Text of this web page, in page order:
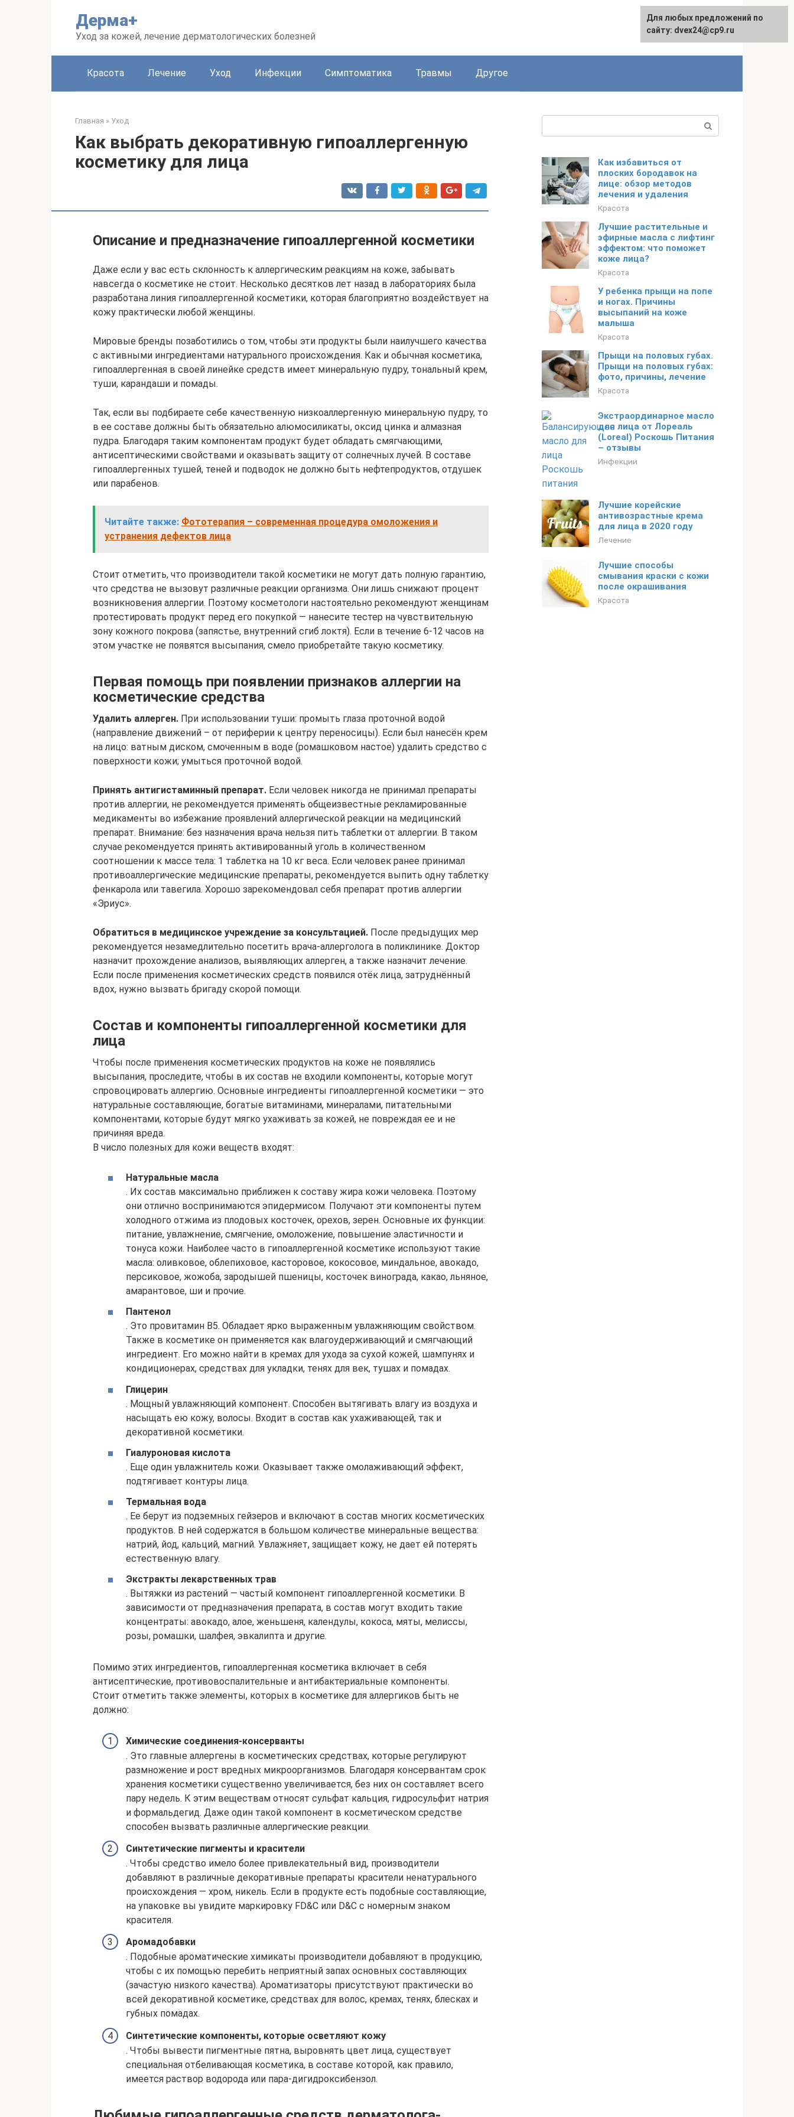
Дерма+
Уход за кожей, лечение дерматологических болезней
Красота Лечение Уход Инфекции Симптоматика Травмы Другое
Главная » Уход
Как выбрать декоративную гипоаллергенную
косметику для лица
Описание и предназначение гипоаллергенной косметики
Даже если у вас есть склонность к аллергическим реакциям на коже, забывать
навсегда о косметике не стоит. Несколько десятков лет назад в лабораториях была
разработана линия гипоаллергенной косметики, которая благоприятно воздействует на
кожу практически любой женщины.
Мировые бренды позаботились о том, чтобы эти продукты были наилучшего качества
с активными ингредиентами натурального происхождения. Как и обычная косметика,
гипоаллергенная в своей линейке средств имеет минеральную пудру, тональный крем,
туши, карандаши и помады.
Так, если вы подбираете себе качественную низкоаллергенную минеральную пудру, то
в ее составе должны быть обязательно алюмосиликаты, оксид цинка и алмазная
пудра. Благодаря таким компонентам продукт будет обладать смягчающими,
антисептическими свойствами и оказывать защиту от солнечных лучей. В составе
гипоаллергенных тушей, теней и подводок не должно быть нефтепродуктов, отдушек
или парабенов.
Читайте также: Фототерапия – современная процедура омоложения и
устранения дефектов лица
Стоит отметить, что производители такой косметики не могут дать полную гарантию,
что средства не вызовут различные реакции организма. Они лишь снижают процент
возникновения аллергии. Поэтому косметологи настоятельно рекомендуют женщинам
протестировать продукт перед его покупкой — нанесите тестер на чувствительную
зону кожного покрова (запястье, внутренний сгиб локтя). Если в течение 6-12 часов на
этом участке не появятся высыпания, смело приобретайте такую косметику.
Первая помощь при появлении признаков аллергии на
косметические средства
Удалить аллерген. При использовании туши: промыть глаза проточной водой
(направление движений – от периферии к центру переносицы). Если был нанесён крем
на лицо: ватным диском, смоченным в воде (ромашковом настое) удалить средство с
поверхности кожи; умыться проточной водой.
Принять антигистаминный препарат. Если человек никогда не принимал препараты
против аллергии, не рекомендуется применять общеизвестные рекламированные
медикаменты во избежание проявлений аллергической реакции на медицинский
препарат. Внимание: без назначения врача нельзя пить таблетки от аллергии. В таком
случае рекомендуется принять активированный уголь в количественном
соотношении к массе тела: 1 таблетка на 10 кг веса. Если человек ранее принимал
противоаллергические медицинские препараты, рекомендуется выпить одну таблетку
фенкарола или тавегила. Хорошо зарекомендовал себя препарат против аллергии
«Эриус».
Обратиться в медицинское учреждение за консультацией. После предыдущих мер
рекомендуется незамедлительно посетить врача-аллерголога в поликлинике. Доктор
назначит прохождение анализов, выявляющих аллерген, а также назначит лечение.
Если после применения косметических средств появился отёк лица, затруднённый
вдох, нужно вызвать бригаду скорой помощи.
Состав и компоненты гипоаллергенной косметики для
лица
Чтобы после применения косметических продуктов на коже не появлялись
высыпания, проследите, чтобы в их состав не входили компоненты, которые могут
спровоцировать аллергию. Основные ингредиенты гипоаллергенной косметики — это
натуральные составляющие, богатые витаминами, минералами, питательными
компонентами, которые будут мягко ухаживать за кожей, не повреждая ее и не
причиняя вреда.
В число полезных для кожи веществ входят:
Натуральные масла
. Их состав максимально приближен к составу жира кожи человека. Поэтому
они отлично воспринимаются эпидермисом. Получают эти компоненты путем
холодного отжима из плодовых косточек, орехов, зерен. Основные их функции:
питание, увлажнение, смягчение, омоложение, повышение эластичности и
тонуса кожи. Наиболее часто в гипоаллергенной косметике используют такие
масла: оливковое, облепиховое, касторовое, кокосовое, миндальное, авокадо,
персиковое, жожоба, зародышей пшеницы, косточек винограда, какао, льняное,
амарантовое, ши и прочие.
Пантенол
. Это провитамин В5. Обладает ярко выраженным увлажняющим свойством.
Также в косметике он применяется как влагоудерживающий и смягчающий
ингредиент. Его можно найти в кремах для ухода за сухой кожей, шампунях и
кондиционерах, средствах для укладки, тенях для век, тушах и помадах.
Глицерин
. Мощный увлажняющий компонент. Способен вытягивать влагу из воздуха и
насыщать ею кожу, волосы. Входит в состав как ухаживающей, так и
декоративной косметики.
Гиалуроновая кислота
. Еще один увлажнитель кожи. Оказывает также омолаживающий эффект,
подтягивает контуры лица.
Термальная вода
. Ее берут из подземных гейзеров и включают в состав многих косметических
продуктов. В ней содержатся в большом количестве минеральные вещества:
натрий, йод, кальций, магний. Увлажняет, защищает кожу, не дает ей потерять
естественную влагу.
Экстракты лекарственных трав
. Вытяжки из растений — частый компонент гипоаллергенной косметики. В
зависимости от предназначения препарата, в состав могут входить такие
концентраты: авокадо, алое, женьшеня, календулы, кокоса, мяты, мелиссы,
розы, ромашки, шалфея, эвкалипта и другие.
Помимо этих ингредиентов, гипоаллергенная косметика включает в себя
антисептические, противовоспалительные и антибактериальные компоненты.
Стоит отметить также элементы, которых в косметике для аллергиков быть не
должно:
Химические соединения-консерванты
. Это главные аллергены в косметических средствах, которые регулируют
размножение и рост вредных микроорганизмов. Благодаря консервантам срок
хранения косметики существенно увеличивается, без них он составляет всего
пару недель. К этим веществам относят сульфат кальция, гидросульфит натрия
и формальдегид. Даже один такой компонент в косметическом средстве
способен вызвать различные аллергические реакции.
Синтетические пигменты и красители
. Чтобы средство имело более привлекательный вид, производители
добавляют в различные декоративные препараты красители ненатурального
происхождения — хром, никель. Если в продукте есть подобные составляющие,
на упаковке вы увидите маркировку FD&C или D&C с номерным знаком
красителя.
Аромадобавки
. Подобные ароматические химикаты производители добавляют в продукцию,
чтобы с их помощью перебить неприятный запах основных составляющих
(зачастую низкого качества). Ароматизаторы присутствуют практически во
всей декоративной косметике, средствах для волос, кремах, тенях, блесках и
губных помадах.
Синтетические компоненты, которые осветляют кожу
. Чтобы вывести пигментные пятна, выровнять цвет лица, существует
специальная отбеливающая косметика, в составе которой, как правило,
имеется раствор водорода или пара-дигидроксибензол.
Как избавиться от
плоских бородавок на
лице: обзор методов
лечения и удаления
Красота
Лучшие растительные и
эфирные масла с лифтинг
эффектом: что поможет
коже лица?
Красота
У ребенка прыщи на попе
и ногах. Причины
высыпаний на коже
малыша
Красота
Прыщи на половых губах.
Прыщи на половых губах:
фото, причины, лечение
Красота
Экстраординарное масло
для лица от Лореаль
(Loreal) Роскошь Питания
– отзывы
Инфекции
Лучшие корейские
антивозрастные крема
для лица в 2020 году
Лечение
Лучшие способы
смывания краски с кожи
после окрашивания
Красота
Для любых предложений по
сайту: dvex24@cp9.ru